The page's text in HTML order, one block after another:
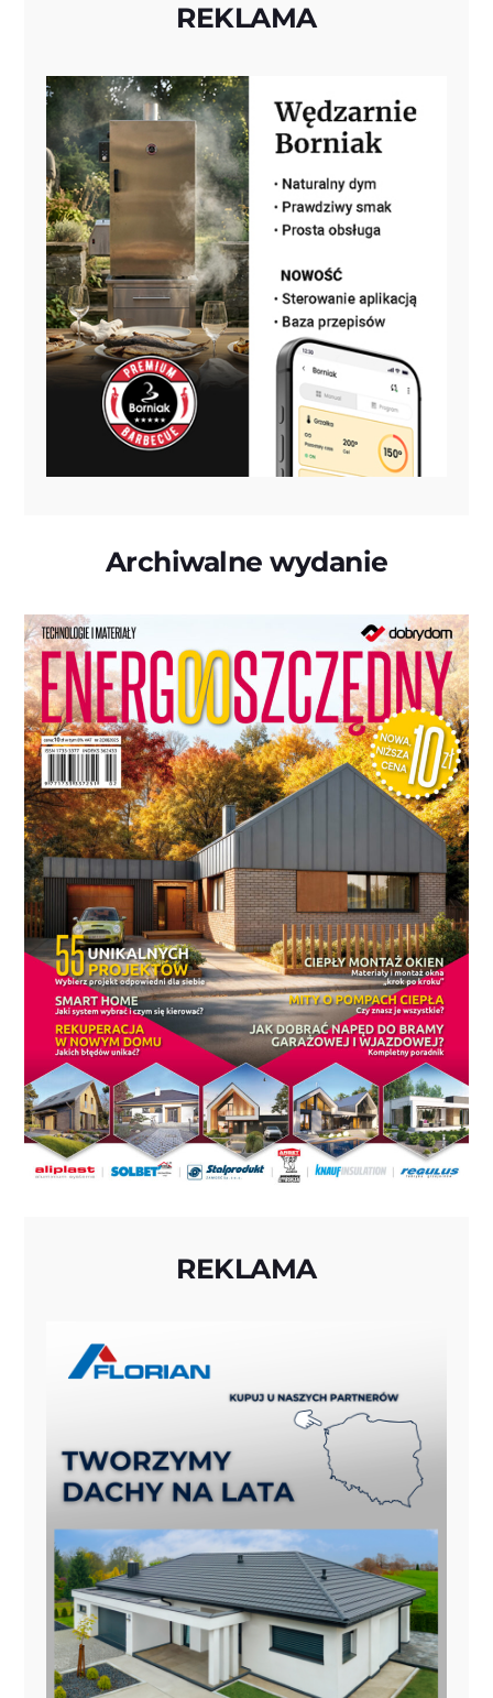
REKLAMA
Archiwalne wydanie
REKLAMA